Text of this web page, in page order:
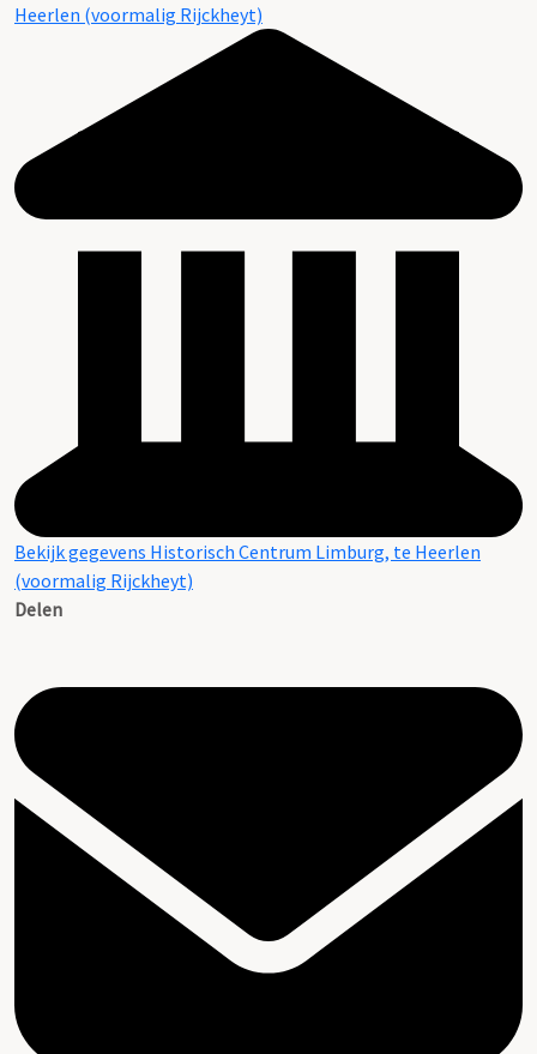
Heerlen (voormalig Rijckheyt)
Bekijk gegevens Historisch Centrum Limburg, te Heerlen
(voormalig Rijckheyt)
Delen